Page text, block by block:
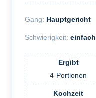
Gang: Hauptgericht
Schwierigkeit: einfach
Ergibt
4 Portionen
Kochzeit